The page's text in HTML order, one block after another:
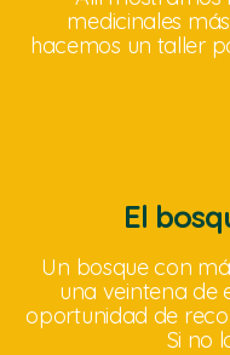
medicinales
hacemos un taller
El
Un bosque con
una veintena de
oportunidad de
Si no